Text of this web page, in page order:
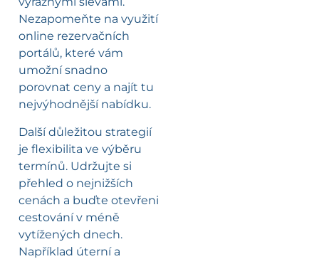
Nezapomeňte na využití
online rezervačních
portálů, které vám
umožní snadno
porovnat ceny a najít tu
nejvýhodnější nabídku.
Další důležitou strategií
je flexibilita ve výběru
termínů. Udržujte si
přehled o nejnižších
cenách a buďte otevřeni
cestování v méně
vytížených dnech.
Například úterní a